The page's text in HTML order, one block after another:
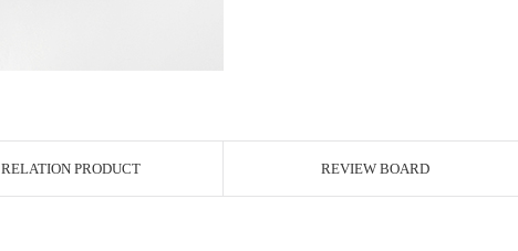
RELATION PRODUCT REVIEW BOARD